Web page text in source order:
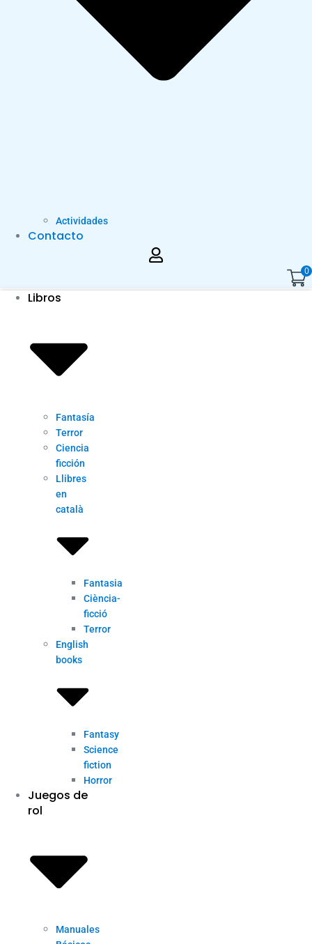
Actividades
Contacto
0
Libros
Fantasía
Terror
Ciencia
ficción
Llibres
en
català
Fantasia
Ciència-
ficció
Terror
English
books
Fantasy
Science
fiction
Horror
Juegos de
rol
Manuales